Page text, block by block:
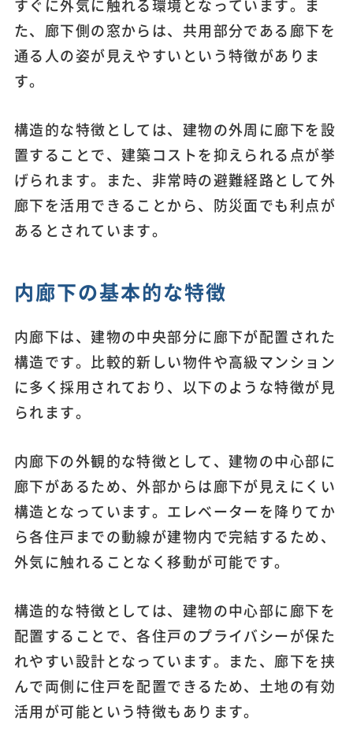
すぐに外気に触れる環境となっています。ま
た、廊下側の窓からは、共用部分である廊下を
通る人の姿が見えやすいという特徴がありま
す。
構造的な特徴としては、建物の外周に廊下を設
置することで、建築コストを抑えられる点が挙
げられます。また、非常時の避難経路として外
廊下を活用できることから、防災面でも利点が
あるとされています。
内廊下の基本的な特徴
内廊下は、建物の中央部分に廊下が配置された
構造です。比較的新しい物件や高級マンション
に多く採用されており、以下のような特徴が見
られます。
内廊下の外観的な特徴として、建物の中心部に
廊下があるため、外部からは廊下が見えにくい
構造となっています。エレベーターを降りてか
ら各住戸までの動線が建物内で完結するため、
外気に触れることなく移動が可能です。
構造的な特徴としては、建物の中心部に廊下を
配置することで、各住戸のプライバシーが保た
れやすい設計となっています。また、廊下を挟
んで両側に住戸を配置できるため、土地の有効
活用が可能という特徴もあります。